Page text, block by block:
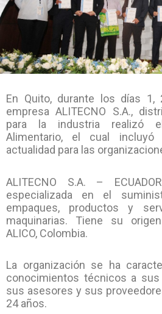
En Quito, durante los días
empresa ALITECNO S.A.,
para la industria realizó
Alimentario, el cual
actualidad para las
ALITECNO S.A. –
especializada en el
empaques, productos y
maquinarias. Tiene su
ALICO, Colombia.
La organización se ha
conocimientos técnicos a
sus asesores y sus
24 años.